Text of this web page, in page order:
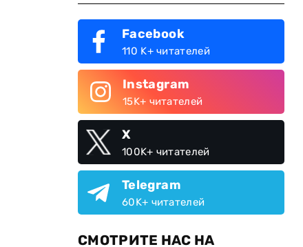
Facebook
110 K+ читателей
Instagram
15K+ читателей
X
100K+ читателей
Telegram
60K+ читателей
СМОТРИТЕ НАС НА